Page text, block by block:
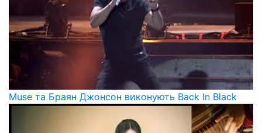
Muse та Браян Джонсон виконують Back In Black